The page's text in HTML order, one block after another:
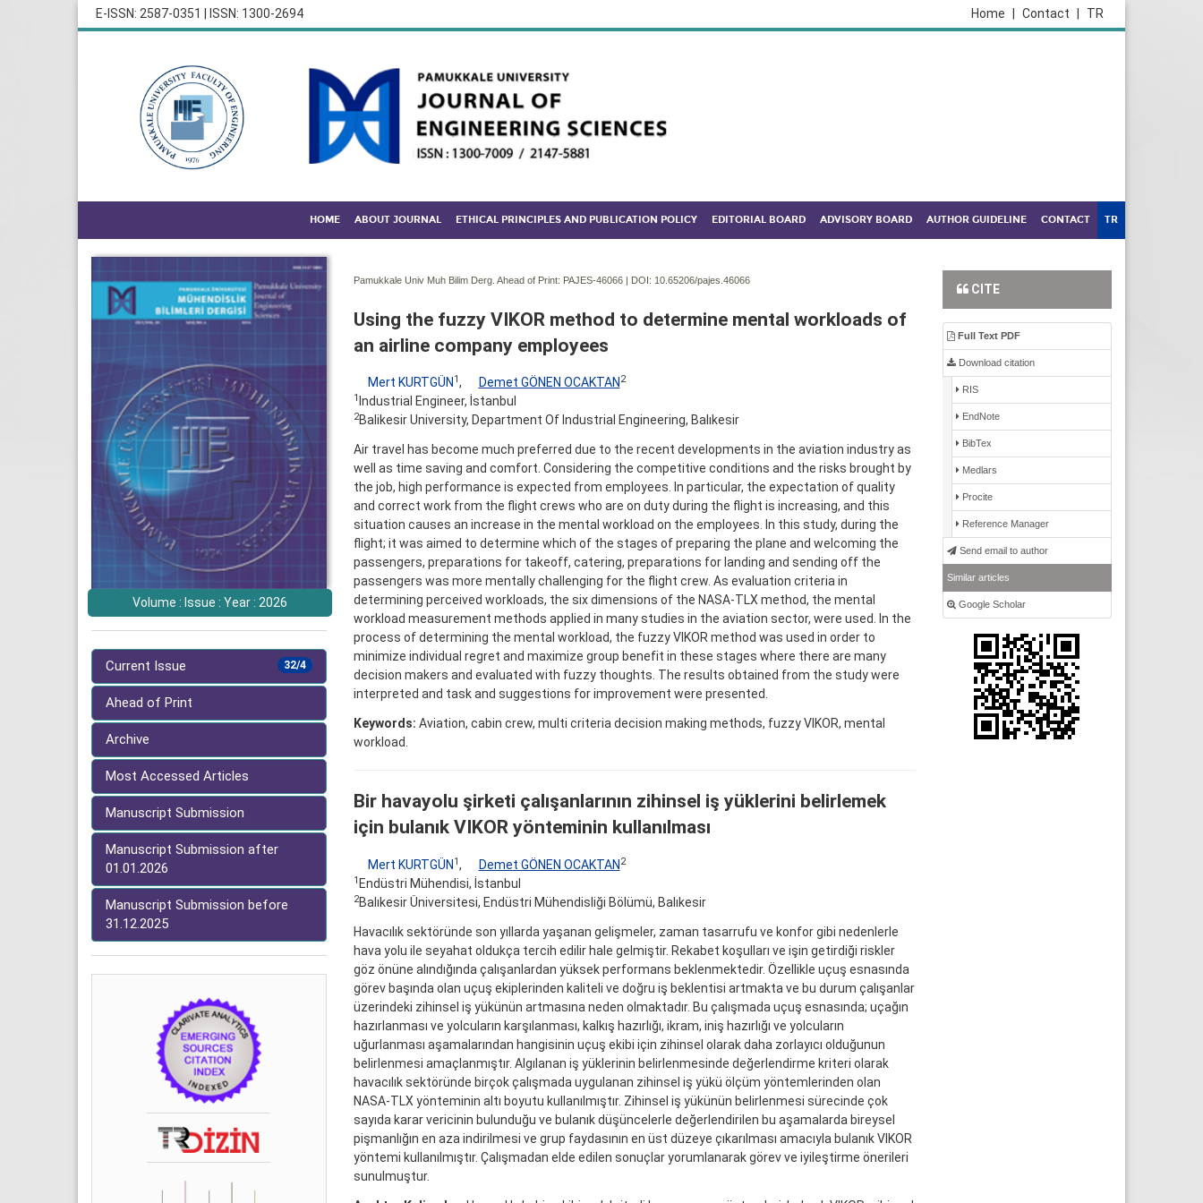
E-ISSN: 2587-0351 | ISSN: 1300-2694 TR
Contact
Home
HOME ABOUT JOURNAL ETHICAL PRINCIPLES AND PUBLICATION POLICY EDITORIAL BOARD ADVISORY BOARD AUTHOR GUIDELINE CONTACT TR
Volume : Issue : Year : 2026
32/4
Current Issue
Ahead of Print
Archive
Most Accessed Articles
Manuscript Submission
Manuscript Submission after
01.01.2026
Manuscript Submission before
31.12.2025
Pamukkale Univ Muh Bilim Derg. Ahead of Print: PAJES-46066 | DOI: 10.65206/pajes.46066
Using the fuzzy VIKOR method to determine mental workloads of
an airline company employees
Mert KURTGÜN 1 , Demet GÖNEN OCAKTAN 2
1 Industrial Engineer, İstanbul
2Balikesir University, Department Of Industrial Engineering, Balıkesir
Air travel has become much preferred due to the recent developments in the aviation industry as
well as time saving and comfort. Considering the competitive conditions and the risks brought by
the job, high performance is expected from employees. In particular, the expectation of quality
and correct work from the flight crews who are on duty during the flight is increasing, and this
situation causes an increase in the mental workload on the employees. In this study, during the
flight; it was aimed to determine which of the stages of preparing the plane and welcoming the
passengers, preparations for takeoff, catering, preparations for landing and sending off the
passengers was more mentally challenging for the flight crew. As evaluation criteria in
determining perceived workloads, the six dimensions of the NASA-TLX method, the mental
workload measurement methods applied in many studies in the aviation sector, were used. In the
process of determining the mental workload, the fuzzy VIKOR method was used in order to
minimize individual regret and maximize group benefit in these stages where there are many
decision makers and evaluated with fuzzy thoughts. The results obtained from the study were
interpreted and task and suggestions for improvement were presented.
Keywords: Aviation, cabin crew, multi criteria decision making methods, fuzzy VIKOR, mental
workload.
Bir havayolu şirketi çalışanlarının zihinsel iş yüklerini belirlemek
için bulanık VIKOR yönteminin kullanılması
Mert KURTGÜN 1, Demet GÖNEN OCAKTAN 2
1 Endüstri Mühendisi, İstanbul
2Balıkesir Üniversitesi, Endüstri Mühendisliği Bölümü, Balıkesir
Havacılık sektöründe son yıllarda yaşanan gelişmeler, zaman tasarrufu ve konfor gibi nedenlerle
hava yolu ile seyahat oldukça tercih edilir hale gelmiştir. Rekabet koşulları ve işin getirdiği riskler
göz önüne alındığında çalışanlardan yüksek performans beklenmektedir. Özellikle uçuş esnasında
görev başında olan uçuş ekiplerinden kaliteli ve doğru iş beklentisi artmakta ve bu durum çalışanlar
üzerindeki zihinsel iş yükünün artmasına neden olmaktadır. Bu çalışmada uçuş esnasında; uçağın
hazırlanması ve yolcuların karşılanması, kalkış hazırlığı, ikram, iniş hazırlığı ve yolcuların
uğurlanması aşamalarından hangisinin uçuş ekibi için zihinsel olarak daha zorlayıcı olduğunun
belirlenmesi amaçlanmıştır. Algılanan iş yüklerinin belirlenmesinde değerlendirme kriteri olarak
havacılık sektöründe birçok çalışmada uygulanan zihinsel iş yükü ölçüm yöntemlerinden olan
NASA-TLX yönteminin altı boyutu kullanılmıştır. Zihinsel iş yükünün belirlenmesi sürecinde çok
sayıda karar vericinin bulunduğu ve bulanık düşüncelerle değerlendirilen bu aşamalarda bireysel
pişmanlığın en aza indirilmesi ve grup faydasının en üst düzeye çıkarılması amacıyla bulanık VIKOR
yöntemi kullanılmıştır. Çalışmadan elde edilen sonuçlar yorumlanarak görev ve iyileştirme önerileri
sunulmuştur.
CITE
Full Text PDF
Download citation
RIS
EndNote
BibTex
Medlars
Procite
Reference Manager
Send email to author
Similar articles
Google Scholar